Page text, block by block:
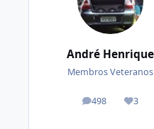
André Henrique
Membros Veteranos
498
posts 3